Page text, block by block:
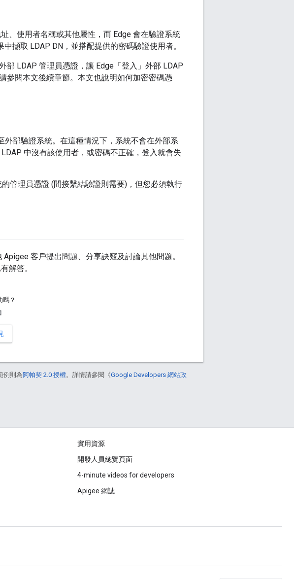
、使用者名稱或其他屬性，而 Edge 會在驗證系統
擷取 LDAP DN，並搭配提供的密碼驗證使用者。
部 LDAP 管理員憑證，讓 Edge「登入」外部 LDAP
參閱本文後續章節。本文也說明如何加密密碼憑
部驗證系統。在這種情況下，系統不會在外部系
中沒有該使用者，或密碼不正確，登入就會失
管理員憑證 (間接繫結驗證則需要)，但您必須執行
客戶提出問題、分享訣竅及討論其他問題。
解答。
嗎？
例則為阿帕契 2.0 授權。詳情請參閱《Google Developers 網站政
實用資源
開發人員總覽頁面
4-minute videos for developers
Apigee 網誌